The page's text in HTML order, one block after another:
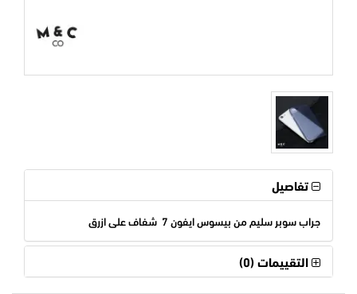
تفاصيل
جراب سوبر سليم من بيسوس ايفون 7 شفاف على ازرق
التقييمات (0)